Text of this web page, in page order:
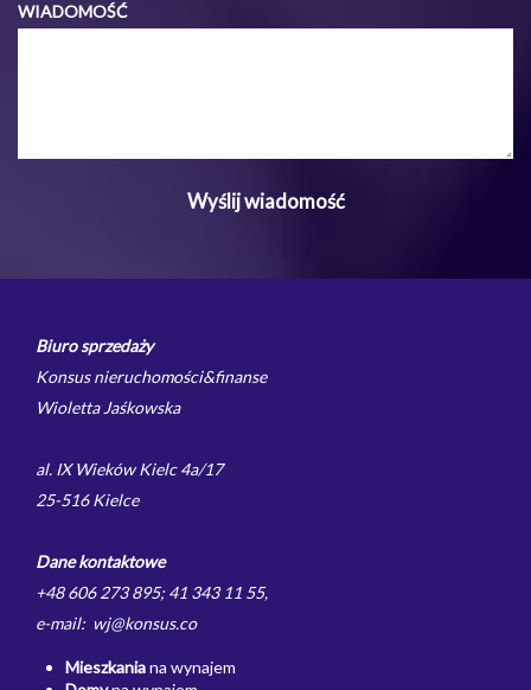
WIADOMOŚĆ
Biuro sprzedaży
Konsus nieruchomości&finanse
Wioletta Jaśkowska
al. IX Wieków Kielc 4a/17
25-516 Kielce
Dane kontaktowe
+48 606 273 895; 41 343 11 55,
e-mail: wj@konsus.co
Mieszkaniana wynajem